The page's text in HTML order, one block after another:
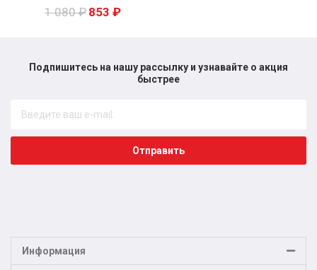
1 080₽ 853 ₽
Подпишитесь на нашу рассылку и узнавайте о акция
быстрее​
Отправить
Информация